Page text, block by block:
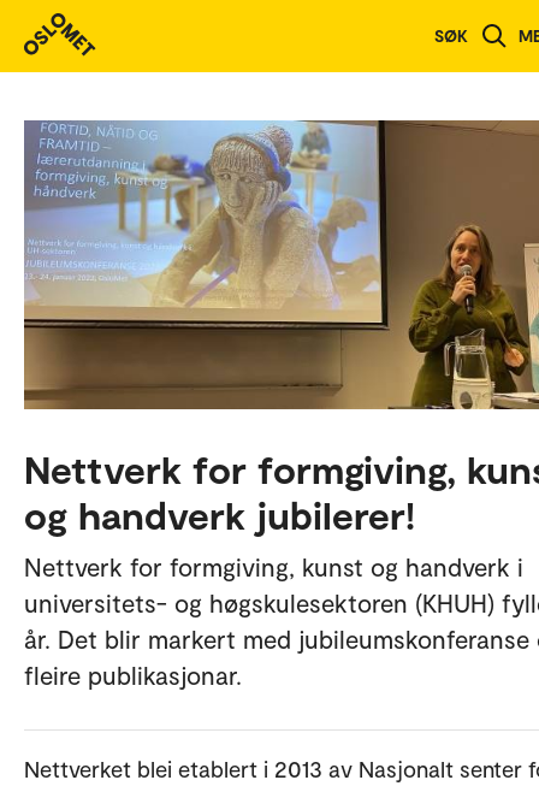
SØK
Nettverk for formgiving,
og handverk jubilerer!
Nettverk for formgiving, kunst og handverk i
universitets- og høgskulesektoren (KHUH)
år. Det blir markert med jubileumskonferanse
fleire publikasjonar.
Nettverket blei etablert i 2013 av Nasjonalt senter